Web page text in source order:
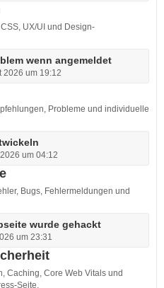
UX/UI und Design-
wenn angemeldet
2026 um 19:12
Probleme und individuelle
um 04:12
Bugs, Fehlermeldungen und
wurde gehackt
um 23:31
Caching, Core Web Vitals und
Seite.